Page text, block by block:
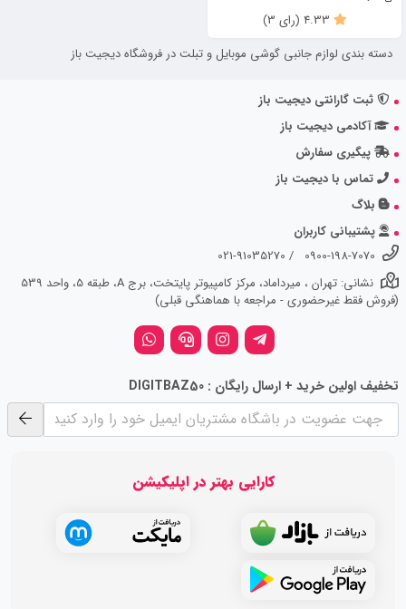
(3 رای) 4.33
دسته بندی لوازم جانبی گوشی موبایل و تبلت در فروشگاه دیجیت باز
ثبت گارانتی دیجیت باز
آکادمی دیجیت باز
پیگیری سفارش
تماس با دیجیت باز
بلاگ
پشتیبانی کاربران
0900-198-7070
/
021-91035270
نشانی: تهران ، میرداماد، مرکز کامپیوتر پایتخت، برج A، طبقه 5، واحد 539
(فروش فقط غیرحضوری - مراجعه با هماهنگی قبلی)
تخفیف اولین خرید + ارسال رایگان : DIGITBAZ50
کارایی بهتر در اپلیکیشن